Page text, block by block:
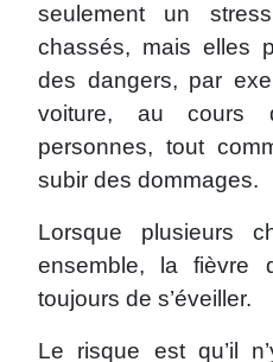
seulement un
chassés, mais elles
des dangers, par
voiture, au cours
personnes, tout
subir des dommages.
Lorsque plusieurs
ensemble, la fièvre
toujours de s’éveiller.
Le risque est qu’il